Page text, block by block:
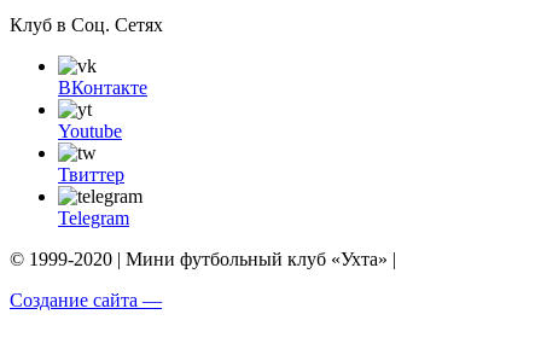
Клуб в Соц. Сетях
ВКонтакте
Youtube
Твиттер
Telegram
© 1999-2020 | Мини футбольный клуб «Ухта» |
Создание сайта —